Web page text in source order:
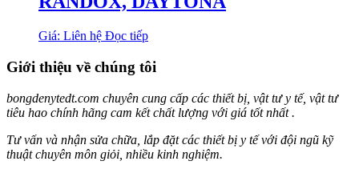
Giá: Liên hệ Đọc tiếp
Giới thiệu về chúng tôi
bongdenytedt.com chuyên cung cấp các thiết bị, vật tư y tế, vật tư
tiêu hao chính hãng cam kết chất lượng với giá tốt nhất .
Tư vấn và nhận sửa chữa, lắp đặt các thiết bị y tế với đội ngũ kỹ
thuật chuyên môn giỏi, nhiều kinh nghiệm.